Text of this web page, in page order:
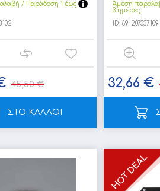
/ Παράδoση 1 έως
45,50 €
ΣΤΟ ΚΑΛΑΘΙ
Άμεση
3 ημέρες
ID: 69-207337109
32,66 €